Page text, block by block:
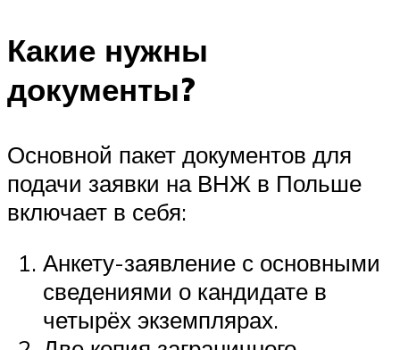
Какие нужны
документы?
Основной пакет документов для
подачи заявки на ВНЖ в Польше
включает в себя:
Анкету-заявление с основными
сведениями о кандидате в
четырёх экземплярах.